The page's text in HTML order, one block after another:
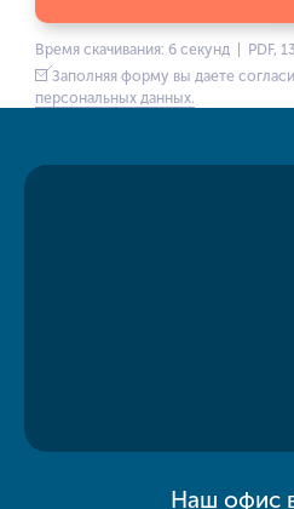
Время скачивания: 6 секунд | PDF,
Заполняя форму вы даете
персональных данных.
Наш офис